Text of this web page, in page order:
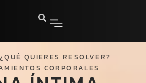
¿QUÉ QUIERES RESOLVER?
CORPORALES